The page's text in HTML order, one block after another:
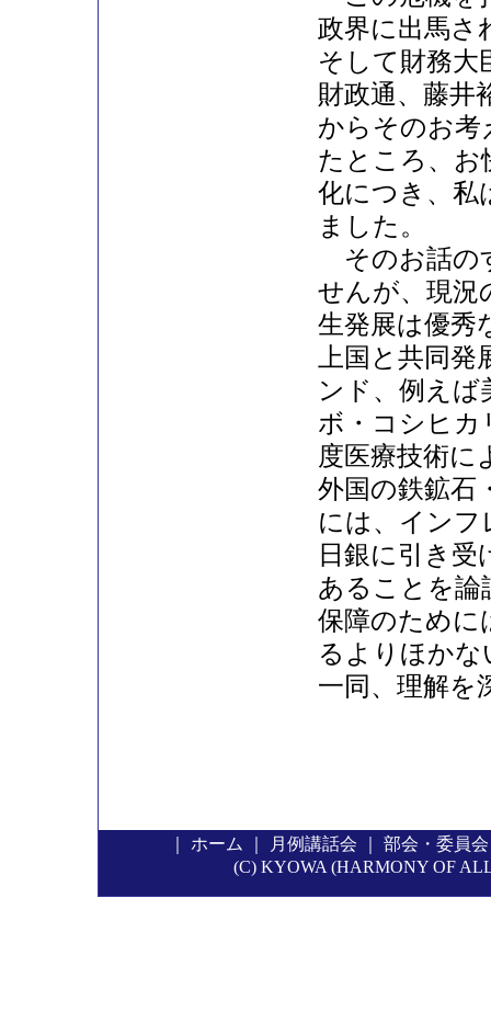
政界に出馬さ
そして財務大
財政通、藤井
からそのお考
たところ、お
化につき、私
ました。
そのお話の
せんが、現況
生発展は優秀
上国と共同
ンド、例え
ボ・コシヒカ
度医療技術に
外国の鉄鉱石
には、インフ
日銀に引き
あることを論
保障のために
るよりほか
一同、理解を
ホーム 月例講話会 部会・委員会
(C) KYOWA (HARMONY OF